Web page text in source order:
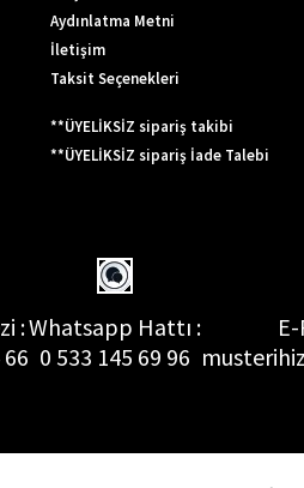
Aydınlatma Metni
İletişim
Taksit Seçenekleri
**ÜYELİKSİZ sipariş takibi
**ÜYELİKSİZ sipariş İade Talebi
:Whatsapp Hattı :
0 533 145 69 96